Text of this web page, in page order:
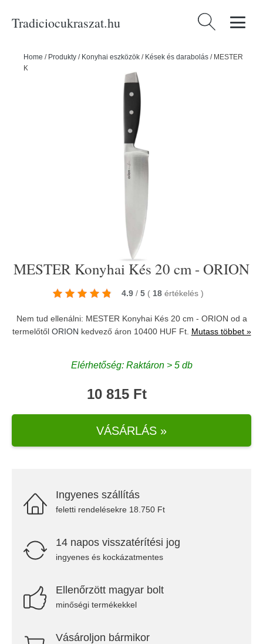
Tradiciocukraszat.hu Keresés:
Home / Produkty / Konyhai eszközök / Kések és darabolás / MESTER
Konyhai Kés 20 cm - ORION
MESTER Konyhai Kés 20 cm - ORION
4.9 / 5 ( 18 értékelés )
Nem tud ellenálni: MESTER Konyhai Kés 20 cm - ORION od a
termelőtől ORION kedvező áron 10400 HUF Ft. Mutass többet »
Elérhetőség: Raktáron > 5 db
10 815 Ft
VÁSÁRLÁS »
Ingyenes szállítás
feletti rendelésekre 18.750 Ft
14 napos visszatérítési jog
ingyenes és kockázatmentes
Ellenőrzött magyar bolt
minőségi termékekkel
Vásároljon bármikor